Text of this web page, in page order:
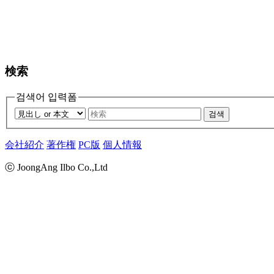
検索
검색어 입력폼
검색
会社紹介 著作権 PC版 個人情報
ⓒ JoongAng Ilbo Co.,Ltd